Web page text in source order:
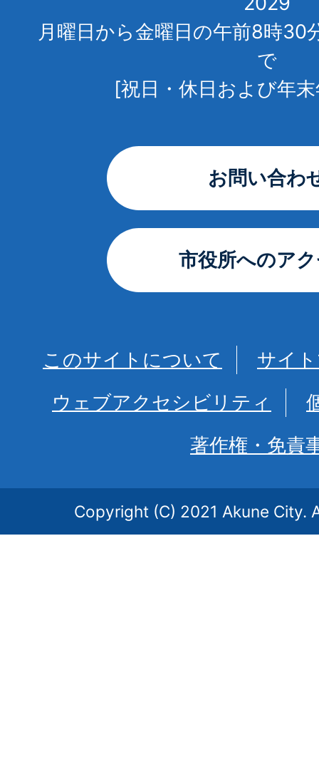
月曜日から金曜日の午前8時30
で
[祝日・休日および年
お問い合わ
市役所へのア
このサイトについて
サイ
ウェブアクセシビリティ
著作権・免責
Copyright (C) 2021 Akune City.